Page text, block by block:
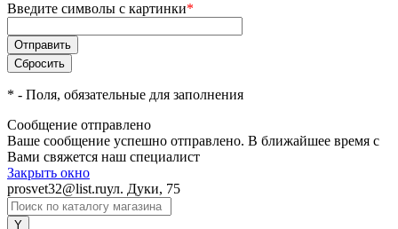
Введите символы с картинки*
* - Поля, обязательные для заполнения
Сообщение отправлено
Ваше сообщение успешно отправлено. В ближайшее время с
Вами свяжется наш специалист
Закрыть окно
prosvet32@list.ruул. Дуки, 75